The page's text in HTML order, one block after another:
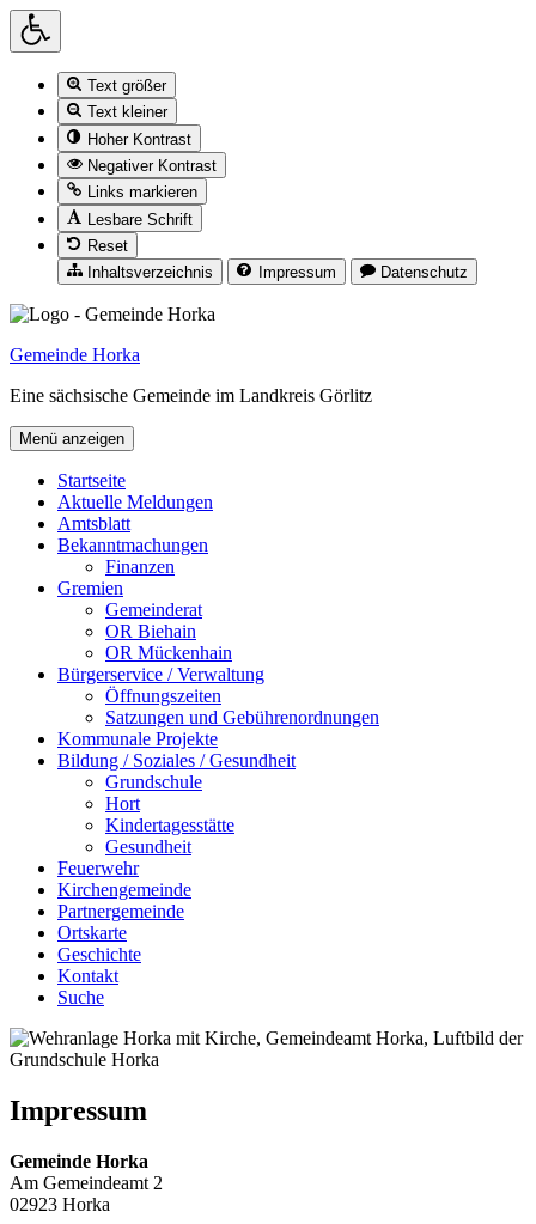
Drücken
Escape-
Taste,
Toolbar
schließen.
Text größer
Text kleiner
Hoher Kontrast
Negativer Kontrast
Links markieren
Lesbare Schrift
Reset
Inhaltsverzeichnis
Impressum Datenschutz
Zum
springen
Gemeinde Horka
Eine sächsische Gemeinde im Landkreis Görlitz
Menü anzeigen
Hauptnavigation
Startseite
Aktuelle Meldungen
Amtsblatt
Bekanntmachungen
Finanzen
Gremien
Gemeinderat
OR Biehain
OR Mückenhain
Bürgerservice / Verwaltung
Öffnungszeiten
Satzungen und Gebührenordnungen
Kommunale Projekte
Bildung / Soziales / Gesundheit
Grundschule
Hort
Kindertagesstätte
Gesundheit
Feuerwehr
Kirchengemeinde
Partnergemeinde
Ortskarte
Geschichte
Kontakt
Suche
Impressum
Gemeinde Horka
Am Gemeindeamt 2
02923 Horka